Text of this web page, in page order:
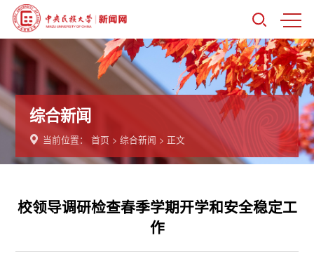
综合新闻
当前位置：首页 >综合新闻 > 正文
校领导调研检查春季学期开学和安全稳定工
作